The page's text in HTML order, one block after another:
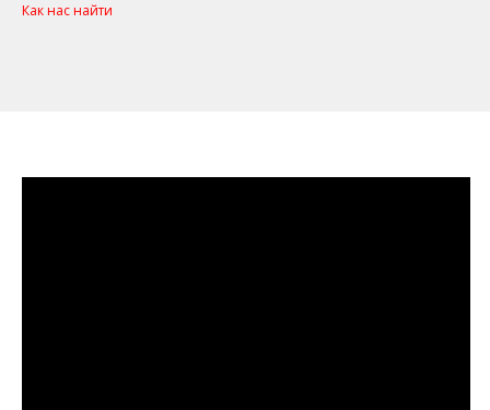
Как нас найти